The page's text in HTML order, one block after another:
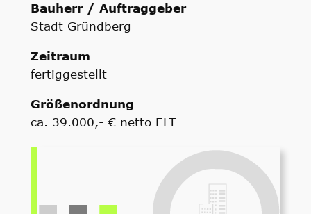
Bauherr / Auftraggeber
Stadt Gründberg
Zeitraum
fertiggestellt
Größenordnung
ca. 39.000,- € netto ELT